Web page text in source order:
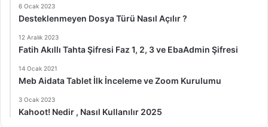
6 Ocak 2023
Desteklenmeyen Dosya Türü Nasıl Açılır ?
12 Aralık 2023
Fatih Akıllı Tahta Şifresi Faz 1, 2, 3 ve EbaAdmin Şifresi
14 Ocak 2021
Meb Aidata Tablet İlk İnceleme ve Zoom Kurulumu
3 Ocak 2023
Kahoot! Nedir , Nasıl Kullanılır 2025